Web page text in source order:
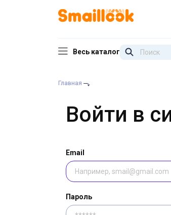
Весь каталог
Главная
Войти в
Email
Пароль